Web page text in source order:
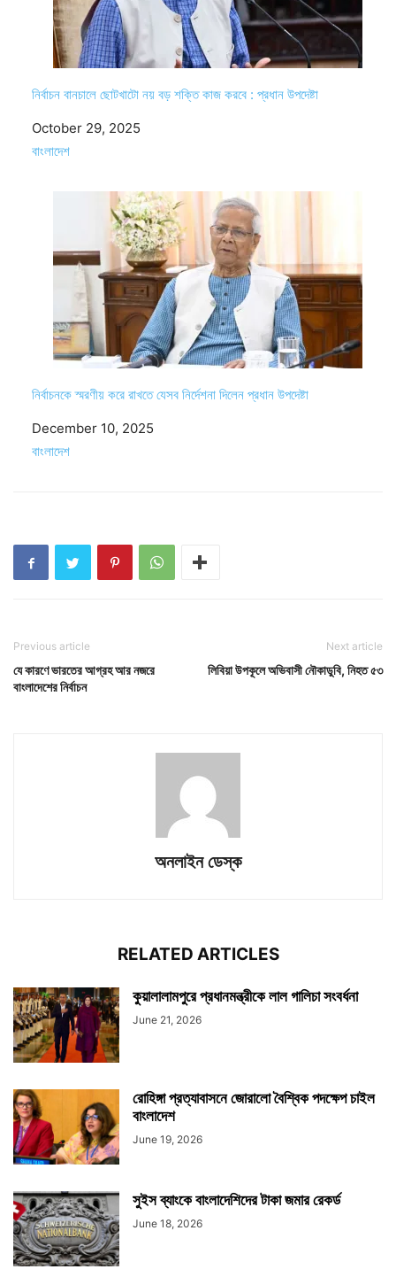
নির্বাচন বানচালে ছোটখাটো নয় বড় শক্তি কাজ করবে : প্রধান উপদেষ্টা
Date
October 29, 2025
In relation to
বাংলাদেশ
নির্বাচনকে স্মরণীয় করে রাখতে যেসব নির্দেশনা দিলেন প্রধান উপদেষ্টা
Date
December 10, 2025
In relation to
বাংলাদেশ
Previous article
যে কারণে ভারতের আগ্রহ আর নজরে
বাংলাদেশের নির্বাচন
Next article
লিবিয়া উপকূলে অভিবাসী নৌকাডুবি, নিহত ৫৩
অনলাইন ডেস্ক
RELATED ARTICLES
কুয়ালালামপুরে প্রধানমন্ত্রীকে লাল গালিচা সংবর্ধনা
June 21, 2026
রোহিঙ্গা প্রত্যাবাসনে জোরালো বৈশ্বিক পদক্ষেপ চাইল
বাংলাদেশ
June 19, 2026
সুইস ব্যাংকে বাংলাদেশিদের টাকা জমার রেকর্ড
June 18, 2026